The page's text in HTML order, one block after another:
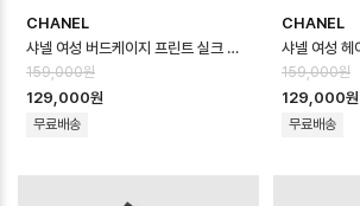
CHANEL
샤넬 여성 버드케이지 프린트 실크 트윌리 - Chanel Womens Birdcage Pr…
159,000원
129,000원
무료배송
CHANEL
159,000원
129,000원
무료배송